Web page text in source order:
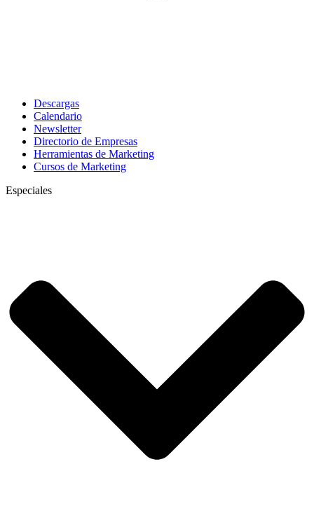
Descargas
Calendario
Newsletter
Directorio de Empresas
Herramientas de Marketing
Cursos de Marketing
Especiales